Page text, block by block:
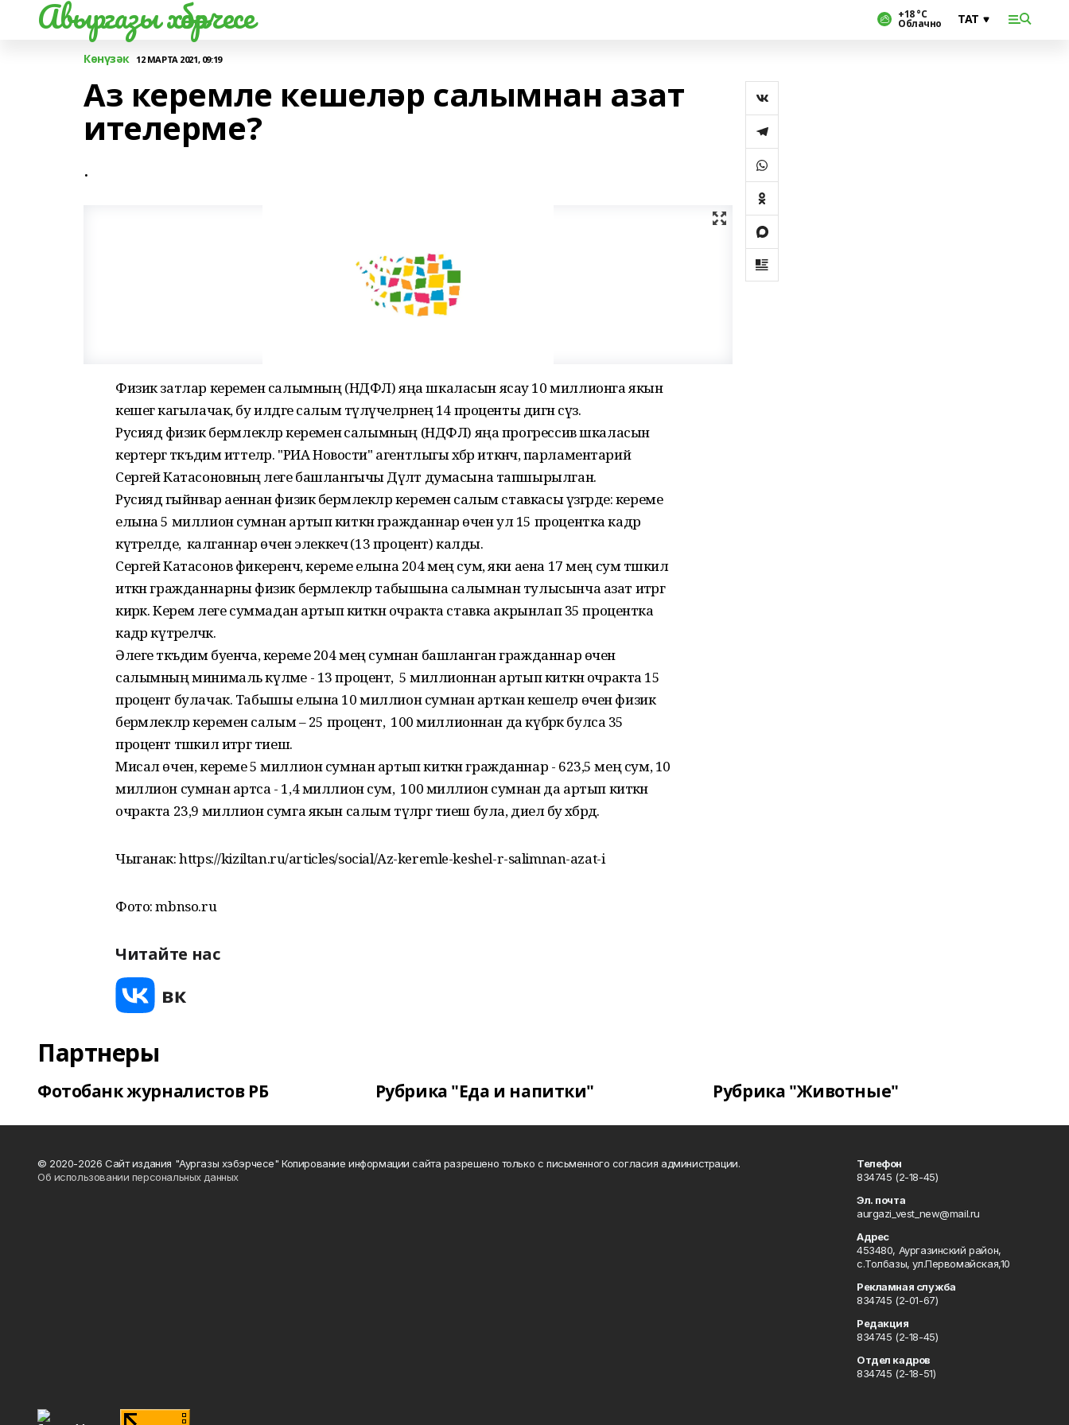
Авыргазы хәбәрчесе +18 °С
Облачно
Көнүзәк 12 МАРТА 2021, 09:19
Аз керемле кешеләр салымнан азат
ителерме?
.
Физик затлар кеременә салымның (НДФЛ) яңа шкаласын ясау 10 миллионга якын
кешегә кагылачак, бу илдәге салым түләүчеләрнең 14 проценты дигән сүз.
Русиядә физик берәмлекләр кеременә салымның (НДФЛ) яңа прогрессив шкаласын
кертергә тәкъдим иттеләр. "РИА Новости" агентлыгы хәбәр иткәнчә, парламентарий
Сергей Катасоновның әлеге башлангычы Дәүләт думасына тапшырылган.
Русиядә гыйнвар аеннан физик берәмлекләр кеременә салым ставкасы үзгәрде: кереме
елына 5 миллион сумнан артып киткән гражданнар өчен ул 15 процентка кадәр
күтәрелде, ә калганнар өчен элеккечә (13 процент) калды.
Сергей Катасонов фикеренчә, кереме елына 204 мең сум, яки аена 17 мең сум тәшкил
иткән гражданнарны физик берәмлекләр табышына салымнан тулысынча азат итәргә
кирәк. Керем әлеге суммадан артып киткән очракта ставка акрынлап 35 процентка
кадәр күтәреләчәк.
Әлеге тәкъдим буенча, кереме 204 мең сумнан башланган гражданнар өчен
салымның минималь күләме - 13 процент, ә 5 миллионнан артып киткән очракта 15
процент булачак. Табышы елына 10 миллион сумнан арткан кешеләр өчен физик
берәмлекләр кеременә салым – 25 процент, ә 100 миллионнан да күбрәк булса 35
процент тәшкил итәргә тиеш.
Мисал өчен, кереме 5 миллион сумнан артып киткән гражданнар - 623,5 мең сум, 10
миллион сумнан артса - 1,4 миллион сум, ә 100 миллион сумнан да артып киткән
очракта 23,9 миллион сумга якын салым түләргә тиеш була, диелә бу хәбәрдә.
Чыганак: https://kiziltan.ru/articles/social/Az-keremle-keshel-r-salimnan-azat-i
Фото: mbnso.ru
Читайте нас
Партнеры
Фотобанк журналистов РБ Рубрика "Еда и напитки" Рубрика "Животные"
© 2020-2026 Сайт издания "Аургазы хэбэрчесе" Копирование информации сайта разрешено только с письменного согласия администрации.
Об использовании персональных данных
Телефон
834745 (2-18-45)
Эл. почта
aurgazi_vest_new@mail.ru
Адрес
453480, Аургазинский район,
с.Толбазы, ул.Первомайская,10
Рекламная служба
834745 (2-01-67)
Редакция
834745 (2-18-45)
Отдел кадров
834745 (2-18-51)